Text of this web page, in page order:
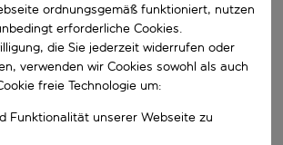
für die automatische
und R&uuml;ckflugdatum aus.
Reisedaten
ordnungsgemäß funktioniert, nutzen
erforderliche Cookies.
die Sie jederzeit widerrufen oder
verwenden wir Cookies sowohl als auch
freie Technologie um:
Funktionalität unserer Webseite zu